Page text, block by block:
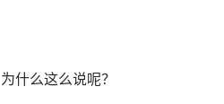
什么这么说呢？